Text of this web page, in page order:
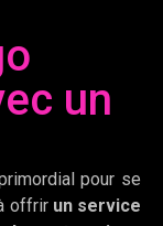
un
pour se
offrir un service